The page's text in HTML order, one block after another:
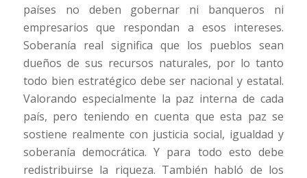
países no deben gobernar ni banqueros ni
empresarios que respondan a esos intereses.
Soberanía real significa que los pueblos sean
dueños de sus recursos naturales, por lo tanto
todo bien estratégico debe ser nacional y estatal.
Valorando especialmente la paz interna de cada
país, pero teniendo en cuenta que esta paz se
sostiene realmente con justicia social, igualdad y
soberanía democrática. Y para todo esto debe
redistribuirse la riqueza. También habló de los